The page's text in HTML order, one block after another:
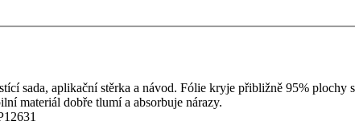
sada, aplikační stěrka a návod. Fólie kryje přibližně 95%
materiál dobře tlumí a absorbuje nárazy.